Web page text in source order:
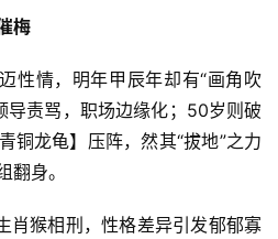
梅
性情，明年甲辰年却有“画角吹
导责骂，职场边缘化；50岁则破
铜龙龟】压阵，然其“拔地”之力
身。
肖猴相刑，性格差异引发郁郁寡